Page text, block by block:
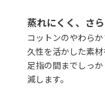
蒸れにくく、さ
コットンのやわら
久性を活かした素材
足指の間までしっ
減します。